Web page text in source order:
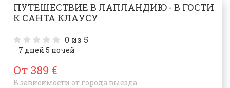
ПУТЕШЕСТВИЕ В ЛАПЛАНДИЮ - В ГОСТИ
К САНТА КЛАУСУ
0 из 5
7 дней 5 ночей
От 389 €
В зависимости от города выезда